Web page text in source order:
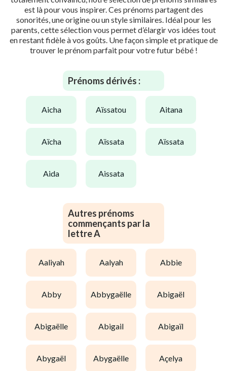
est là pour vous inspirer. Ces prénoms partagent des
sonorités, une origine ou un style similaires. Idéal pour les
parents, cette sélection vous permet d’élargir vos idées tout
en restant fidèle à vos goûts. Une façon simple et pratique de
trouver le prénom parfait pour votre futur bébé !
Prénoms dérivés :
aicha aïssatou aitana
aïcha aïssata aïssata
aida aissata
Autres prénoms
commençants par la
lettre A
aaliyah aalyah abbie
abby abbygaëlle abigaël
abigaëlle abigail abigaïl
abygaël abygaëlle açelya